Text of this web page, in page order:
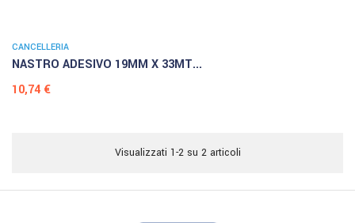
CANCELLERIA
NASTRO ADESIVO 19MM X 33MT...
Prezzo
10,74 €
Visualizzati 1-2 su 2 articoli